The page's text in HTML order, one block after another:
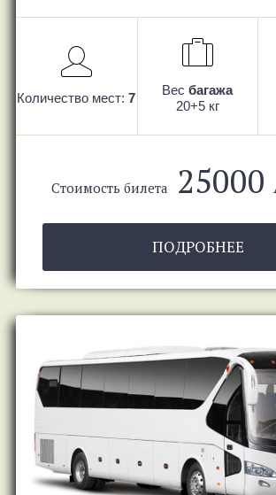
Количество мест:7
Весбагажа
20+5 кг
Стоимость билета 25000
ПОДРОБНЕЕ